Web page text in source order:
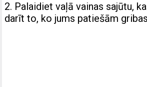
2. Palaidiet vaļā vainas sajūtu,
darīt to, ko jums patiešām